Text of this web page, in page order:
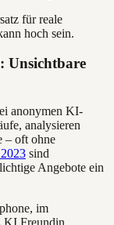
für reale
hoch sein.
Unsichtbare
anonymen KI-
analysieren
– oft ohne
sind
Angebote ein